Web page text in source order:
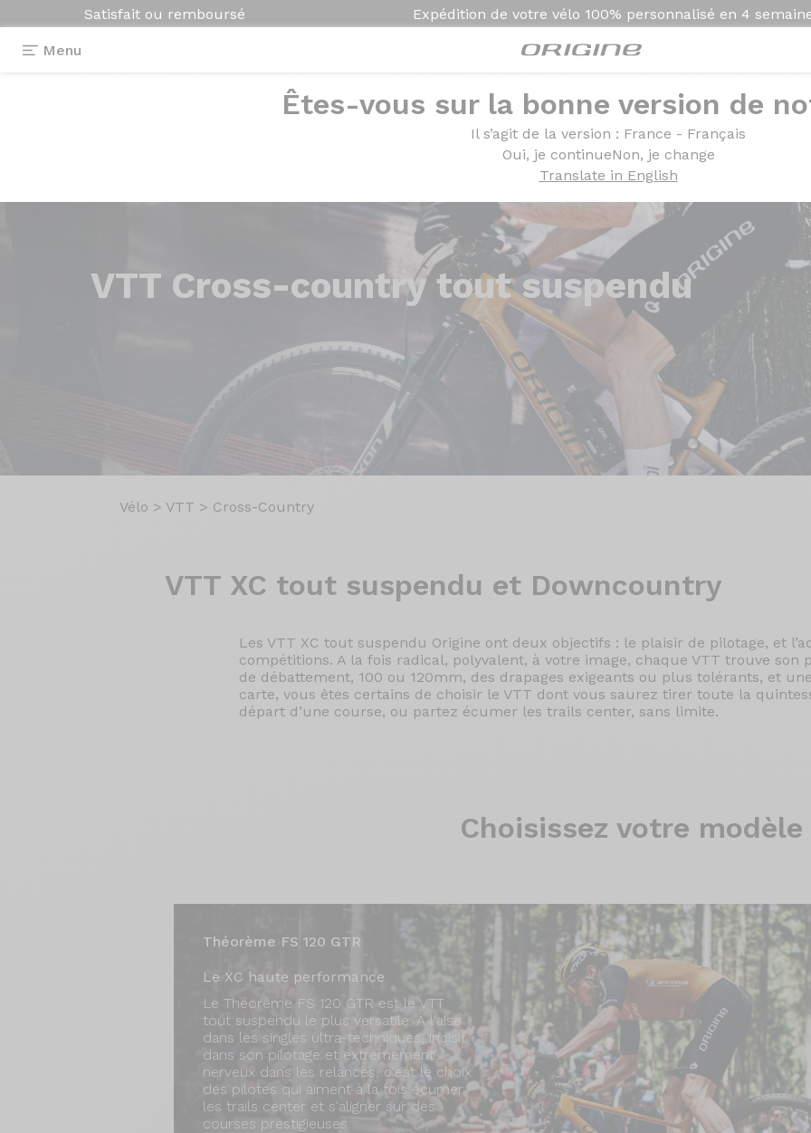
Satisfait ou remboursé Expédition de votre vélo 100% personnalisé en 4
Menu
Êtes-vous sur la bonne version de
Il s’agit de la version : France - Français
Oui, je continueNon, je change
Translate in English
VTT Cross-countrytout suspendu
Vélo > VTT > Cross-Country
VTT XC tout suspendu et Downcountry
Les VTT XC tout suspendu Origine ont deux objectifs : le plaisir de pilotage, et
compétitions. A la fois radical, polyvalent, à votre image, chaque VTT trouve son
de débattement, 100 ou 120mm, des drapages exigeants ou plus tolérants, et
carte, vous êtes certains de choisir le VTT dont vous saurez tirer toute la
départ d’une course, ou partez écumer les trails center, sans limite.
Choisissez votre modèle
Théorème FS 120 GTR
Le XC haute performance
Le Théorème FS 120 GTR est le VTT
tout suspendu le plus versatile. À l'aise
dans les singles ultra-techniques, incisif
dans son pilotage et extrêmement
nerveux dans les relances, c'est le choix
des pilotes qui aiment à la fois écumer
les trails center et s'aligner sur des
courses prestigieuses.